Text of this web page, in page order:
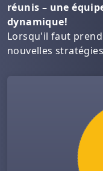
réunis – une
dynamique!
Lorsqu'il faut
nouvelles